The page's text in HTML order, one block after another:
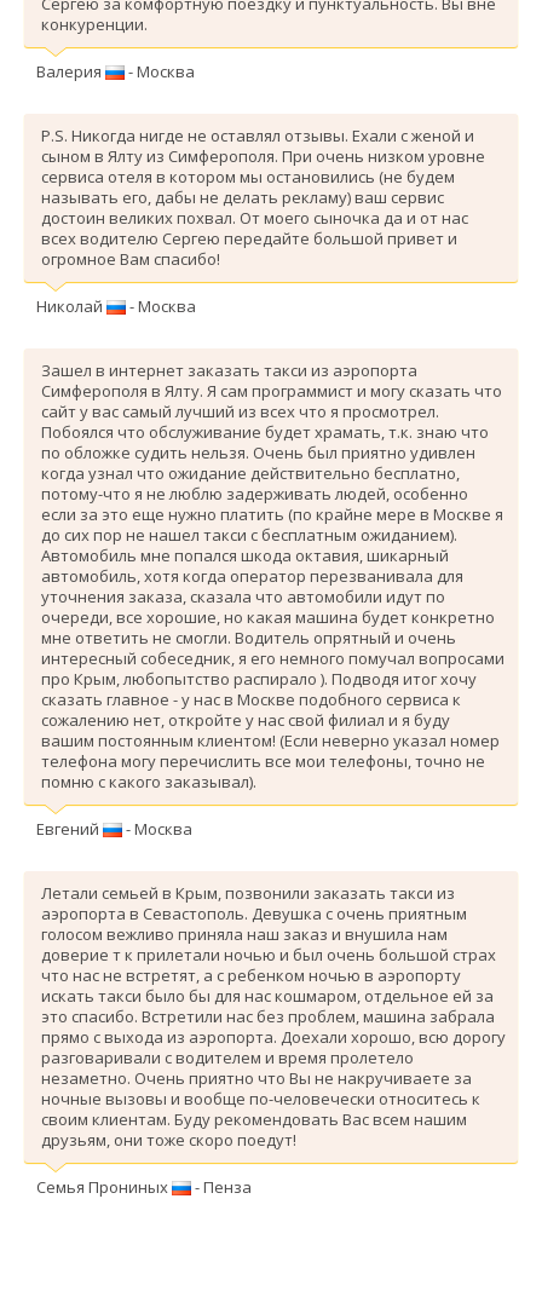
конкуренции.
Валерия - Москва
P.S. Никогда нигде не оставлял отзывы. Ехали с женой и
сыном в Ялту из Симферополя. При очень низком уровне
сервиса отеля в котором мы остановились (не будем
называть его, дабы не делать рекламу) ваш сервис
достоин великих похвал. От моего сыночка да и от нас
всех водителю Сергею передайте большой привет и
огромное Вам спасибо!
Николай - Москва
Зашел в интернет заказать такси из аэропорта
Симферополя в Ялту. Я сам программист и могу сказать что
сайт у вас самый лучший из всех что я просмотрел.
Побоялся что обслуживание будет храмать, т.к. знаю что
по обложке судить нельзя. Очень был приятно удивлен
когда узнал что ожидание действительно бесплатно,
потому-что я не люблю задерживать людей, особенно
если за это еще нужно платить (по крайне мере в Москве я
до сих пор не нашел такси с бесплатным ожиданием).
Автомобиль мне попался шкода октавия, шикарный
автомобиль, хотя когда оператор перезванивала для
уточнения заказа, сказала что автомобили идут по
очереди, все хорошие, но какая машина будет конкретно
мне ответить не смогли. Водитель опрятный и очень
интересный собеседник, я его немного помучал вопросами
про Крым, любопытство распирало ). Подводя итог хочу
сказать главное - у нас в Москве подобного сервиса к
сожалению нет, откройте у нас свой филиал и я буду
вашим постоянным клиентом! (Если неверно указал номер
телефона могу перечислить все мои телефоны, точно не
помню с какого заказывал).
Евгений - Москва
Летали семьей в Крым, позвонили заказать такси из
аэропорта в Севастополь. Девушка с очень приятным
голосом вежливо приняла наш заказ и внушила нам
доверие т к прилетали ночью и был очень большой страх
что нас не встретят, а с ребенком ночью в аэропорту
искать такси было бы для нас кошмаром, отдельное ей за
это спасибо. Вcтретили нас без проблем, машина забрала
прямо с выхода из аэропорта. Доехали хорошо, всю дорогу
разговаривали с водителем и время пролетело
незаметно. Очень приятно что Вы не накручиваете за
ночные вызовы и вообще по-человечески относитесь к
своим клиентам. Буду рекомендовать Вас всем нашим
друзьям, они тоже скоро поедут!
Семья Прониных - Пенза